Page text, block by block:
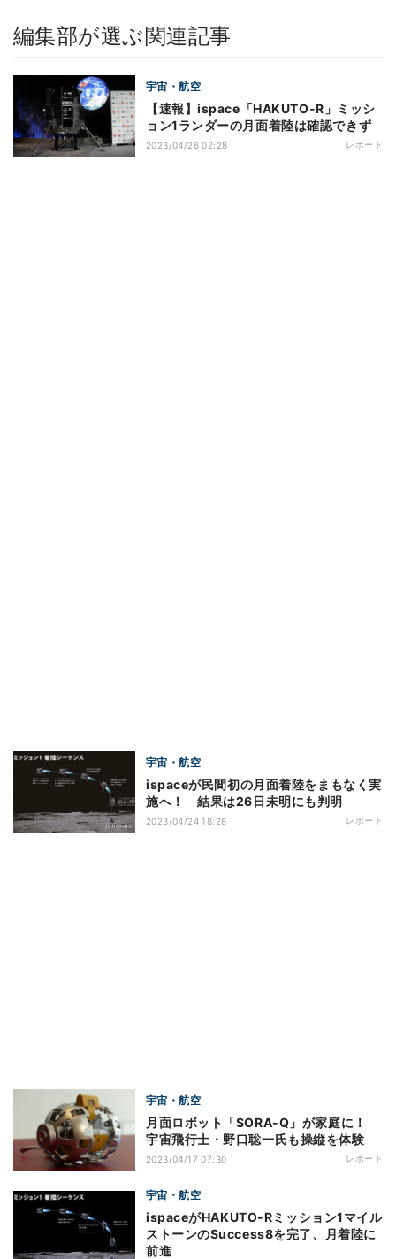
編集部が選ぶ関連記事
宇宙・航空
【速報】ispace「HAKUTO-R」ミッシ
ョン1ランダーの月面着陸は確認できず
2023/04/26 02:28 レポート
宇宙・航空
ispaceが民間初の月面着陸をまもなく実
施へ！ 結果は26日未明にも判明
2023/04/24 18:28 レポート
宇宙・航空
月面ロボット「SORA-Q」が家庭に！
宇宙飛行士・野口聡一氏も操縦を体験
2023/04/17 07:30 レポート
宇宙・航空
ispaceがHAKUTO-Rミッション1マイル
ストーンのSuccess8を完了、月着陸に
前進